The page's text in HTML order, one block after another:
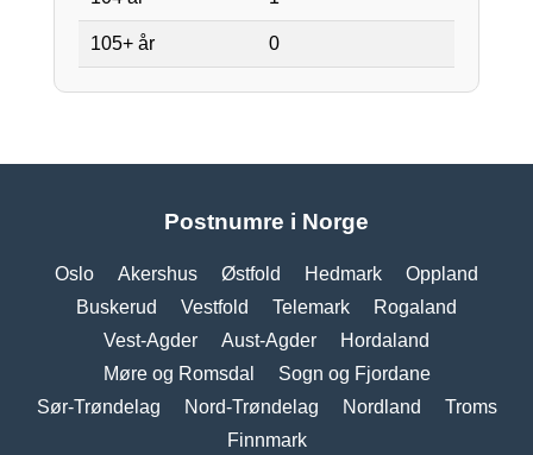
105+ år 0
Postnumre i Norge
Oslo Akershus Østfold Hedmark
Oppland
Buskerud
Vestfold Telemark
Rogaland
Vest-Agder
Aust-Agder
Hordaland
Møre og Romsdal
Sogn og Fjordane
Sør-Trøndelag
Nord-Trøndelag Nordland
Troms
Finnmark